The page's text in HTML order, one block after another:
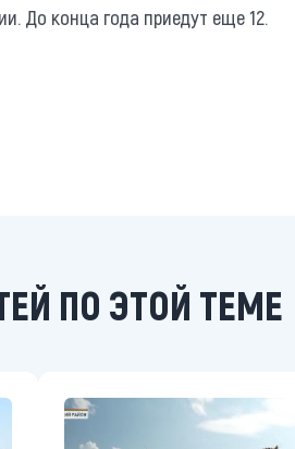
До конца года приедут еще 12.
ПО ЭТОЙ ТЕМЕ